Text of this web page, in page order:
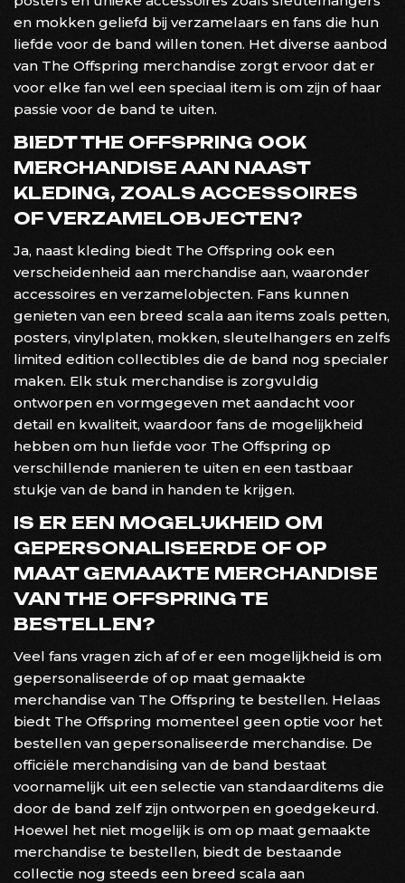
en mokken geliefd bij verzamelaars en fans die hun
liefde voor de band willen tonen. Het diverse aanbod
van The Offspring merchandise zorgt ervoor dat er
voor elke fan wel een speciaal item is om zijn of haar
passie voor de band te uiten.
BIEDT THE OFFSPRING OOK
MERCHANDISE AAN NAAST
KLEDING, ZOALS ACCESSOIRES
OF VERZAMELOBJECTEN?
Ja, naast kleding biedt The Offspring ook een
verscheidenheid aan merchandise aan, waaronder
accessoires en verzamelobjecten. Fans kunnen
genieten van een breed scala aan items zoals petten,
posters, vinylplaten, mokken, sleutelhangers en zelfs
limited edition collectibles die de band nog specialer
maken. Elk stuk merchandise is zorgvuldig
ontworpen en vormgegeven met aandacht voor
detail en kwaliteit, waardoor fans de mogelijkheid
hebben om hun liefde voor The Offspring op
verschillende manieren te uiten en een tastbaar
stukje van de band in handen te krijgen.
IS ER EEN MOGELIJKHEID OM
GEPERSONALISEERDE OF OP
MAAT GEMAAKTE MERCHANDISE
VAN THE OFFSPRING TE
BESTELLEN?
Veel fans vragen zich af of er een mogelijkheid is om
gepersonaliseerde of op maat gemaakte
merchandise van The Offspring te bestellen. Helaas
biedt The Offspring momenteel geen optie voor het
bestellen van gepersonaliseerde merchandise. De
officiële merchandising van de band bestaat
voornamelijk uit een selectie van standaarditems die
door de band zelf zijn ontworpen en goedgekeurd.
Hoewel het niet mogelijk is om op maat gemaakte
merchandise te bestellen, biedt de bestaande
collectie nog steeds een breed scala aan